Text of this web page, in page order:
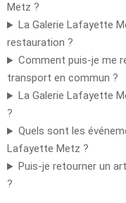
Metz ?
La Galerie Lafayette
restauration ?
Comment puis-je me
transport en commun ?
La Galerie Lafayette
?
Quels sont les
Lafayette Metz ?
Puis-je retourner un
?